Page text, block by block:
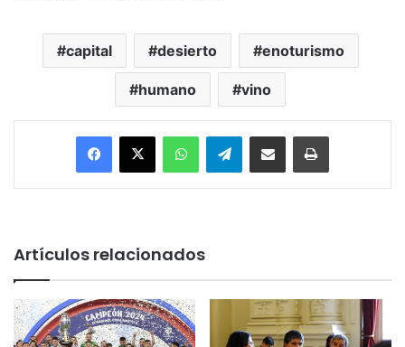
capital desierto enoturismo
humano vino
Facebook
X WhatsAppTelegramEnviar vía email Imprimir
Artículos relacionados